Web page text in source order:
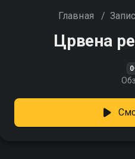
Главная /
Црвена